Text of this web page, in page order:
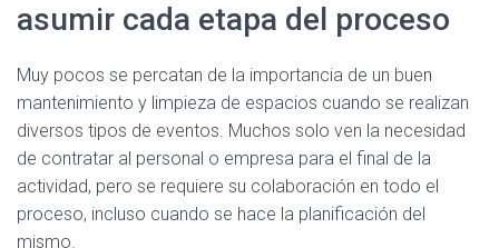
asumir cada etapa del proceso
Muy pocos se percatan de la importancia de un buen
mantenimiento y limpieza de espacios cuando se realizan
diversos tipos de eventos. Muchos solo ven la necesidad
de contratar al personal o empresa para el final de la
actividad, pero se requiere su colaboración en todo el
proceso, incluso cuando se hace la planificación del
mismo.